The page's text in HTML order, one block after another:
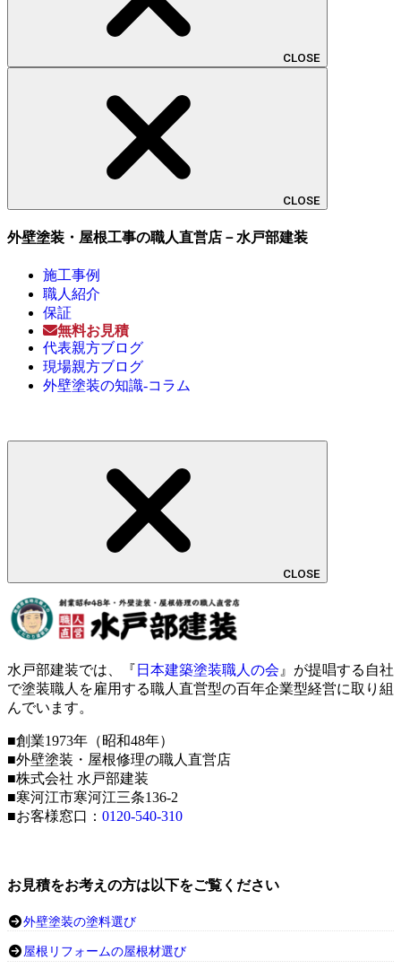
CLOSE
CLOSE
外壁塗装・屋根工事の職人直営店－水戸部建装
施工事例
職人紹介
保証
無料お見積
代表親方ブログ
現場親方ブログ
外壁塗装の知識-コラム
CLOSE
水戸部建装では、『 日本建築塗装職人の会 』が提唱する自社
で塗装職人を雇用する職人直営型の百年企業型経営に取り組
んでいます。
■創業1973年（昭和48年）
■外壁塗装・屋根修理の職人直営店
■株式会社 水戸部建装
■寒河江市寒河江三条136-2
■お客様窓口： 0120-540-310
お見積をお考えの方は以下をご覧ください
外壁塗装の塗料選び
屋根リフォームの屋根材選び